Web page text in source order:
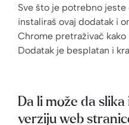
Sve što je potrebno jeste
instaliraš ovaj dodatak i
Chrome pretraživač
Dodatak je besplatan i
Da li može da
verziju web